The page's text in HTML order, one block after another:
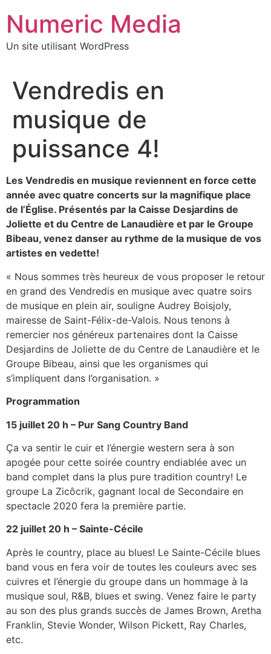
contenu
Numeric Media
Un site utilisant WordPress
Vendredis en
musique de
puissance 4!
Les Vendredis en musique reviennent en force cette
année avec quatre concerts sur la magnifique place
de l’Église. Présentés par la Caisse Desjardins de
Joliette et du Centre de Lanaudière et par le Groupe
Bibeau, venez danser au rythme de la musique de vos
artistes en vedette!
« Nous sommes très heureux de vous proposer le retour
en grand des Vendredis en musique avec quatre soirs
de musique en plein air, souligne Audrey Boisjoly,
mairesse de Saint-Félix-de-Valois. Nous tenons à
remercier nos généreux partenaires dont la Caisse
Desjardins de Joliette de du Centre de Lanaudière et le
Groupe Bibeau, ainsi que les organismes qui
s’impliquent dans l’organisation. »
Programmation
15 juillet 20 h – Pur Sang Country Band
Ça va sentir le cuir et l’énergie western sera à son
apogée pour cette soirée country endiablée avec un
band complet dans la plus pure tradition country! Le
groupe La Zicôcrik, gagnant local de Secondaire en
spectacle 2020 fera la première partie.
22 juillet 20 h – Sainte-Cécile
Après le country, place au blues! Le Sainte-Cécile blues
band vous en fera voir de toutes les couleurs avec ses
cuivres et l’énergie du groupe dans un hommage à la
musique soul, R&B, blues et swing. Venez faire le party
au son des plus grands succès de James Brown, Aretha
Franklin, Stevie Wonder, Wilson Pickett, Ray Charles,
etc.